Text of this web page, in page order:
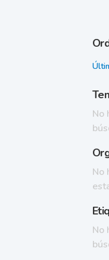
No
No
No